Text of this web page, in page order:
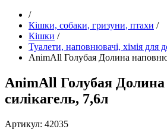
/
Кішки, собаки, гризуни, птахи /
Кішки /
Туалети, наповнювачі, хімія для
AnimAll Голубая Долина
AnimAll Голубая
силікагель, 7,6л
Артикул: 42035